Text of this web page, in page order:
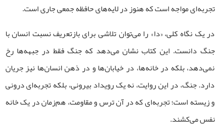
تجربه‌ای مواجه است که هنوز در لایه‌های حافظه جمعی جاری است.
در یک نگاه کلی، «دا» را می‌توان تلاشی برای بازتعریف نسبت انسان با
جنگ دانست. این کتاب نشان می‌دهد که جنگ فقط در جبهه‌ها رخ
نمی‌دهد، بلکه در خانه‌ها، در خیابان‌ها و در ذهن انسان‌ها نیز جریان
دارد. جنگ، در این روایت، نه یک رویداد بیرونی، بلکه تجربه‌ای درونی
و زیسته است؛ تجربه‌ای که در آن ترس و مقاومت، هم‌زمان در یک خانه
نفس می‌کشند.